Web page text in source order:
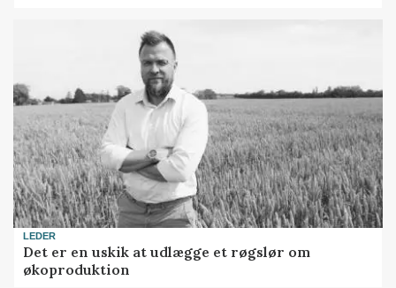
LEDER
Det er en uskik at udlægge et røgslør om
økoproduktion